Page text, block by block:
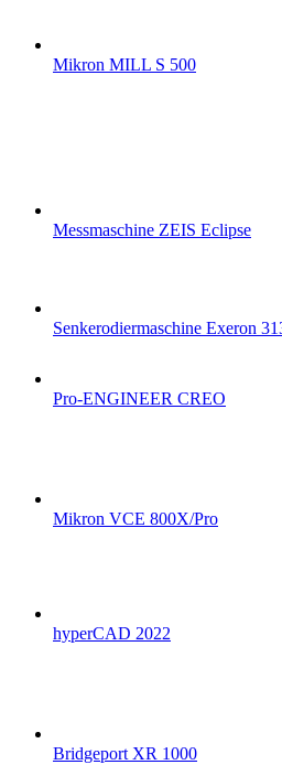
Mikron MILL S 500
Messmaschine ZEIS Eclipse
Senkerodiermaschine Exeron
Pro-ENGINEER CREO
Mikron VCE 800X/Pro
hyperCAD 2022
Bridgeport XR 1000